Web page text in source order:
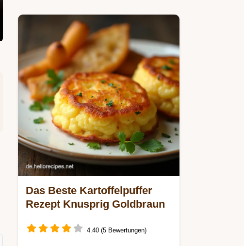
Das Beste Kartoffelpuffer
Rezept Knusprig Goldbraun
4.40 (5 Bewertungen)